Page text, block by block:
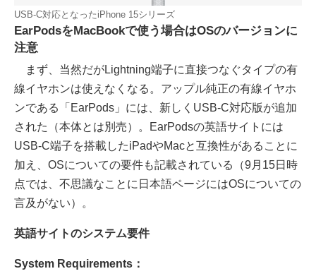
USB-C対応となったiPhone 15シリーズ
EarPodsをMacBookで使う場合はOSのバージョンに
注意
まず、当然だがLightning端子に直接つなぐタイプの有
線イヤホンは使えなくなる。アップル純正の有線イヤホ
ンである「EarPods」には、新しくUSB-C対応版が追加
された（本体とは別売）。EarPodsの英語サイトには
USB-C端子を搭載したiPadやMacと互換性があることに
加え、OSについての要件も記載されている（9月15日時
点では、不思議なことに日本語ページにはOSについての
言及がない）。
英語サイトのシステム要件
System Requirements：